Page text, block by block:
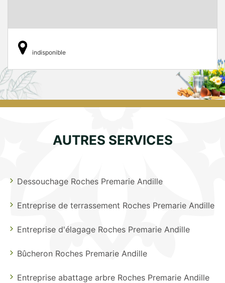
indisponible
AUTRES SERVICES
Dessouchage Roches Premarie Andille
Entreprise de terrassement Roches Premarie Andille
Entreprise d'élagage Roches Premarie Andille
Bûcheron Roches Premarie Andille
Entreprise abattage arbre Roches Premarie Andille